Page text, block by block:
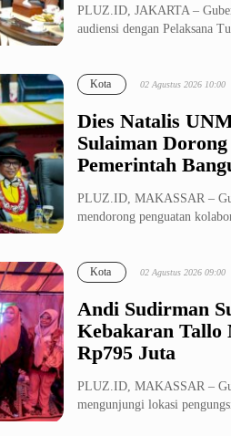
PLUZ.ID, JAKARTA –
audiensi dengan Pelaksana
Dies Natalis
Sulaiman
Pemerintah
Kota 02 Agustus 2026 10:00
PLUZ.ID, MAKASSAR –
mendorong penguatan
Andi Sudirman
Kebakaran Tallo
Rp795 Juta
Kota 02 Agustus 2026 09:00
PLUZ.ID, MAKASSAR –
mengunjungi lokasi